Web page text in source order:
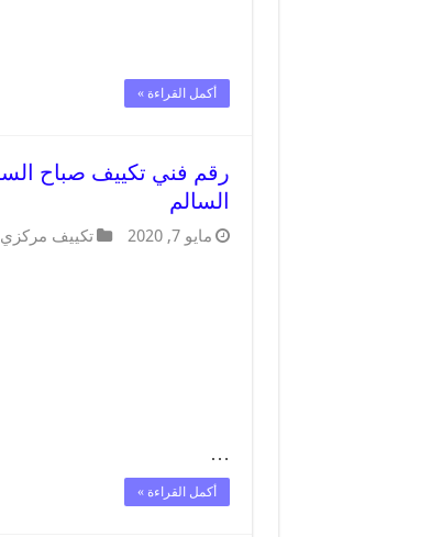
أكمل القراءة »
السالم
مايو 7, 2020 تكييف مركزي
…
أكمل القراءة »